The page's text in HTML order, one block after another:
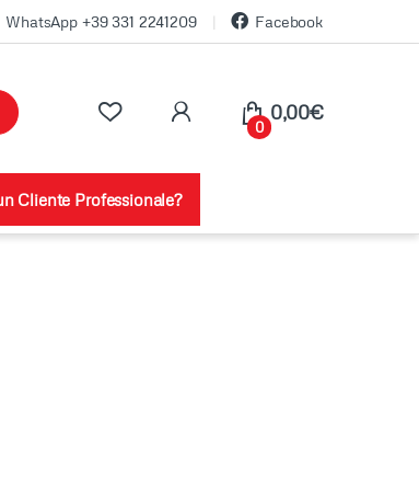
WhatsApp +39 331 2241209 Facebook
0
0,00€
Cliente Professionale?